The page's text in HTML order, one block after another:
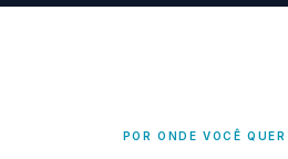
POR ONDE VOCÊ